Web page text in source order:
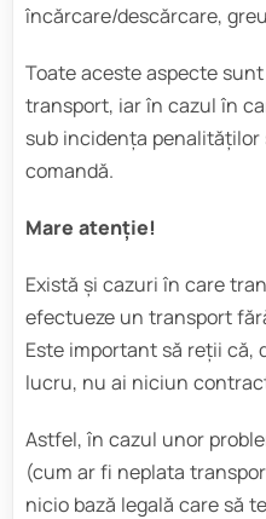
încărcare/descărcare,
Toate aceste aspecte
transport, iar în cazul în
sub incidența penalităților
comandă.
Mare atenție!
Există și cazuri în care
efectueze un transport
Este important să reții că,
lucru, nu ai niciun
Astfel, în cazul unor
(cum ar fi neplata
nicio bază legală care să